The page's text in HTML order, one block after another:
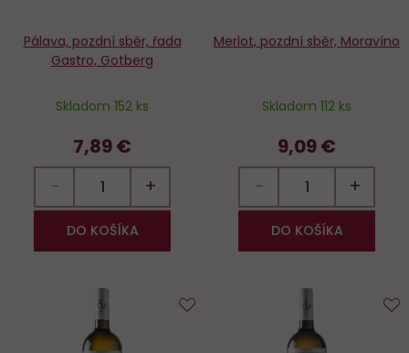
Pálava, pozdní sběr, řada
Gastro, Gotberg
Skladom 152 ks
7,89 €
− +
DO KOŠÍKA
Merlot, pozdní sběr, Moravíno
Skladom 112 ks
9,09 €
− +
DO KOŠÍKA